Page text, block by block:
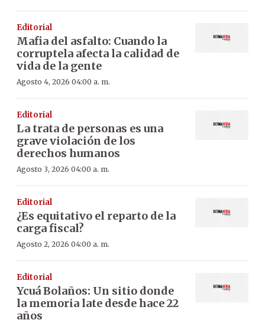
Editorial
Mafia del asfalto: Cuando la
corruptela afecta la calidad de
vida de la gente
Agosto 4, 2026 04:00 a. m.
Editorial
La trata de personas es una
grave violación de los
derechos humanos
Agosto 3, 2026 04:00 a. m.
Editorial
¿Es equitativo el reparto de la
carga fiscal?
Agosto 2, 2026 04:00 a. m.
Editorial
Ycuá Bolaños: Un sitio donde
la memoria late desde hace 22
años